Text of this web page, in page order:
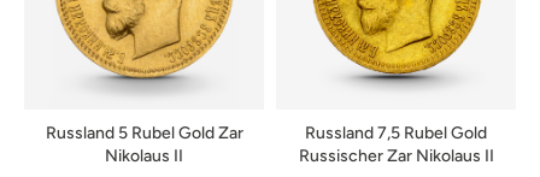
Russland 5 Rubel Gold Zar
Nikolaus II
Russland 7,5 Rubel Gold
Russischer Zar Nikolaus II